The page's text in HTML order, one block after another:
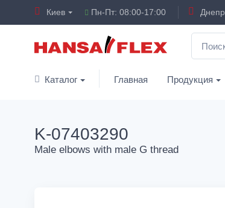
Киев Пн-Пт: 08:00-17:00 Днепр
Каталог Главная Продукция
K-07403290
Male elbows with male G thread